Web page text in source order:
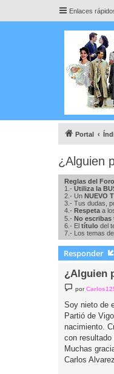
Enlaces
Portal
¿Alguien
Reglas del Foro
1.- Utiliza la
2.- Un NUEVO
3.- Tus dudas,
4.- Respeta a
5.- No escribas
6.- El título del
7.- Los temas
Responder
¿Alguien
e
s
a
e
por
Soy nieto de
Partió de
nacimiento.
con resultado
Muchas
Carlos Alvarez